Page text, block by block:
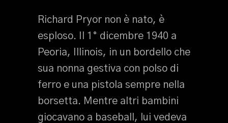
Richard Pryor non è nato, è
esploso. Il 1° dicembre 1940 a
Peoria, Illinois, in un bordello che
sua nonna gestiva con polso di
ferro e una pistola sempre nella
borsetta. Mentre altri bambini
giocavano a baseball, lui vedeva